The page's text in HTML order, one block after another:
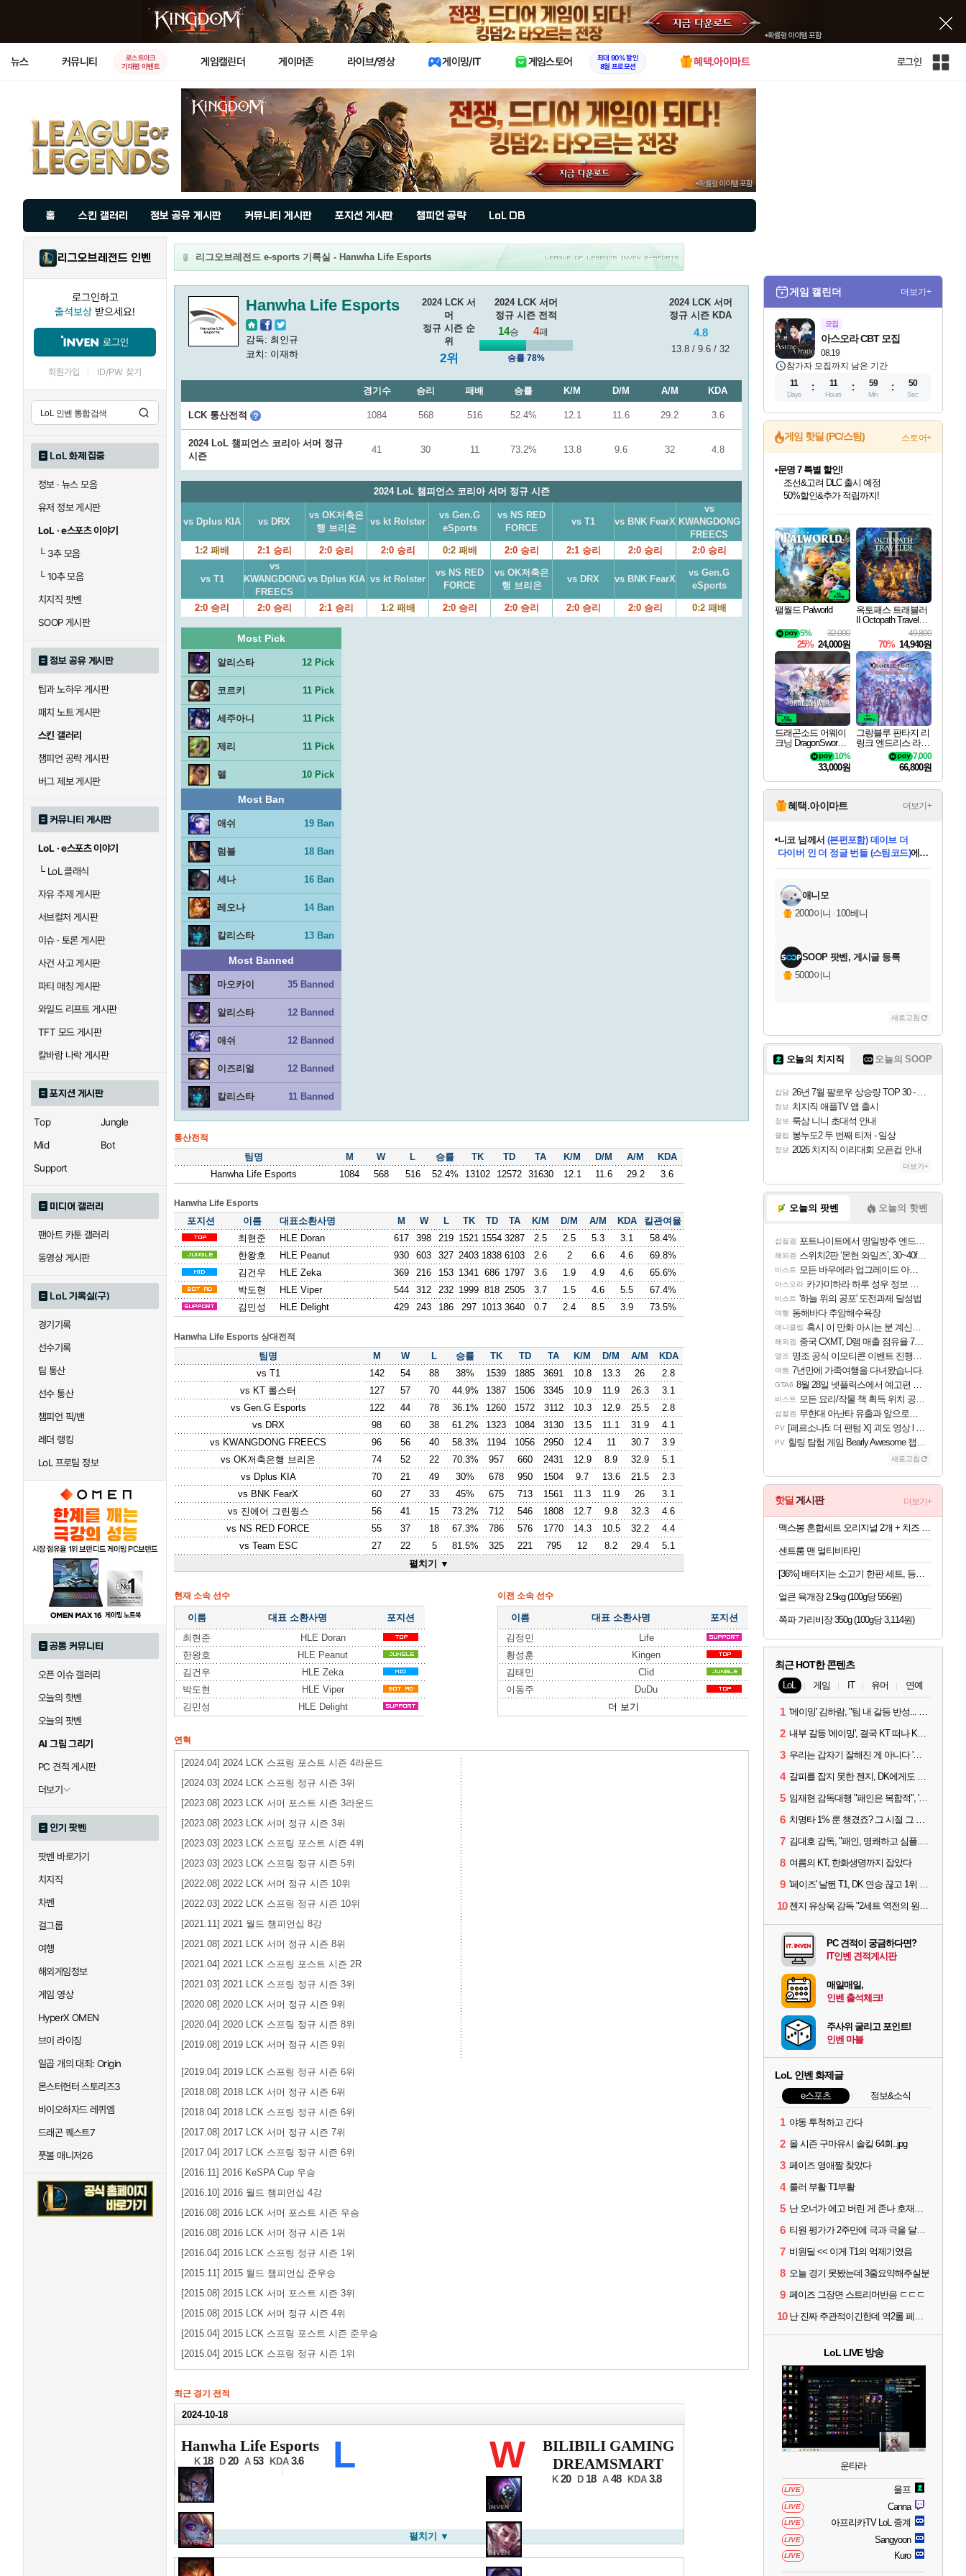
X
뉴스 커뮤니티
로스트아크
기대평 이벤트
게임캘린더 게이머존 라이브/영상 게이밍/IT 게임스토어
최대 90% 할인
8월 프로모션
혜택.아이마트 로그인
인
홈 스킨 갤러리 정보 공유 게시판 커뮤니티 게시판 포지션 게시판 챔피언 공략 LoL DB
리그오브레전드 인벤
로그인하고
출석보상 받으세요!
로그인
회원가입 ID/PW 찾기
LoL 화제 집중
정보 · 뉴스 모음
유저 정보 게시판
LoL · e스포츠 이야기
└3추 모음
└10추 모음
치지직 팟벤
SOOP 게시판
정보 공유 게시판
팁과 노하우 게시판
패치 노트 게시판
스킨 갤러리
챔피언 공략 게시판
버그 제보 게시판
커뮤니티 게시판
LoL · e스포츠 이야기
└LoL 클래식
자유 주제 게시판
서브컬처 게시판
이슈 · 토론 게시판
사건 사고 게시판
파티 매칭 게시판
와일드 리프트 게시판
TFT 모드 게시판
칼바람 나락 게시판
포지션 게시판
Top
Jungle
Mid
Bot
Support
미디어 갤러리
팬아트 카툰 갤러리
동영상 게시판
LoL 기록실(구)
경기기록
선수기록
팀 통산
선수 통산
챔피언 픽/밴
레더 랭킹
LoL 프로팀 정보
공통 커뮤니티
오픈 이슈 갤러리
오늘의 핫벤
오늘의 팟벤
AI 그림 그리기
PC 견적 게시판
더보기
인기 팟벤
팟벤 바로가기
치지직
차벤
걸그룹
여행
해외게임정보
게임 영상
HyperX OMEN
브이 라이징
일곱 개의 대죄: Origin
몬스터헌터 스토리즈3
바이오하자드 레퀴엠
드래곤 퀘스트7
풋볼 매니저26
리그오브레전드 e-sports 기록실 - Hanwha Life Esports
Hanwha Life Esports
감독: 최인규
코치: 이재하
2024 LCK 서
머
정규 시즌 순
위
2위
2024 LCK 서머
정규 시즌 전적
14승 4패
승률 78%
2024 LCK 서머
정규 시즌 KDA
4.8
13.8 / 9.6 / 32
경기수 승리 패배 승률 K/M D/M A/M KDA
LCK 통산전적 1084 568 516 52.4% 12.1 11.6 29.2 3.6
2024 LoL 챔피언스 코리아 서머 정규
시즌
41 30 11 73.2% 13.8 9.6 32 4.8
2024 LoL 챔피언스 코리아 서머 정규 시즌
vs Dplus KIA vs DRX
vs OK저축은
행 브리온
vs kt Rolster
vs Gen.G
eSports
vs NS RED
FORCE
vs T1 vs BNK FearX
vs
KWANGDONG
FREECS
1:2 패배
2:1 승리 2:0 승리 2:0 승리 0:2 패배 2:0 승리 2:1 승리 2:0 승리 2:0 승리
vs T1
vs
KWANGDONG
FREECS
vs Dplus KIA vs kt Rolster
vs NS RED
FORCE
vs OK저축은
행 브리온
vs DRX vs BNK FearX
vs Gen.G
eSports
2:0 승리 2:0 승리 2:1 승리 1:2 패배 2:0 승리 2:0 승리 2:0 승리 2:0 승리 0:2 패배
Most Pick
알리스타 12 Pick
코르키 11 Pick
세주아니 11 Pick
제리 11 Pick
렐 10 Pick
Most Ban
애쉬 19 Ban
럼블 18 Ban
세나 16 Ban
레오나 14 Ban
칼리스타 13 Ban
Most Banned
마오카이 35 Banned
알리스타 12 Banned
애쉬 12 Banned
이즈리얼 12 Banned
칼리스타 11 Banned
통산전적
팀명 M W L 승률 TK TD TA K/M D/M A/M
KDA
Hanwha Life Esports
1084 568 516 52.4% 13102 12572 31630 12.1 11.6 29.2 3.6
Hanwha Life Esports
포지션 이름 대표소환사명 M W L TK TD TA K/M D/M A/M KDA
킬관여율
최현준
HLE Doran 617 398 219 1521 1554 3287 2.5 2.5 5.3 3.1
58.4%
한왕호
HLE Peanut 930 603 327 2403 1838 6103 2.6 2 6.6 4.6
69.8%
김건우
HLE Zeka 369 216 153 1341 686 1797 3.6 1.9 4.9 4.6
65.6%
박도현
HLE Viper 544 312 232 1999 818 2505 3.7 1.5 4.6 5.5
67.4%
김민성
HLE Delight 429 243 186 297 1013 3640 0.7 2.4 8.5 3.9 73.5%
Hanwha Life Esports 상대전적
팀명 M W L 승률 TK TD TA K/M D/M A/M
KDA
vs T1 142 54 88 38% 1539 1885 3691 10.8 13.3 26
2.8
vs KT 롤스터 127 57 70 44.9% 1387 1506 3345 10.9 11.9 26.3
3.1
vs Gen.G Esports 122 44 78 36.1% 1260 1572 3112 10.3 12.9 25.5
2.8
vs DRX 98 60 38 61.2% 1323 1084 3130 13.5 11.1 31.9
4.1
vs KWANGDONG FREECS 96 56 40 58.3% 1194 1056 2950 12.4 11 30.7
3.9
vs OK저축은행 브리온 74 52 22 70.3% 957 660 2431 12.9 8.9 32.9
5.1
vs Dplus KIA 70 21 49 30% 678 950 1504 9.7 13.6 21.5
2.3
vs BNK FearX 60 27 33 45% 675 713 1561 11.3 11.9 26
3.1
vs 진에어 그린윙스 56 41 15 73.2% 712 546 1808 12.7 9.8 32.3
4.6
vs NS RED FORCE 55 37 18 67.3% 786 576 1770 14.3 10.5 32.2
4.4
vs Team ESC 27 22 5 81.5% 325 221 795 12 8.2 29.4
5.1
펼치기 ▼
현재 소속 선수
이름 대표 소환사명
포지션
최현준
HLE Doran
한왕호
HLE Peanut
김건우
HLE Zeka
박도현
HLE Viper
김민성
HLE Delight
이전 소속 선수
이름 대표 소환사명
포지션
김정민
Life
황성훈
Kingen
김태민
Clid
이동주
DuDu
더 보기
연혁
[2024.04] 2024 LCK 스프링 포스트 시즌 4라운드
[2024.03] 2024 LCK 스프링 정규 시즌 3위
[2023.08] 2023 LCK 서머 포스트 시즌 3라운드
[2023.08] 2023 LCK 서머 정규 시즌 3위
[2023.03] 2023 LCK 스프링 포스트 시즌 4위
[2023.03] 2023 LCK 스프링 정규 시즌 5위
[2022.08] 2022 LCK 서머 정규 시즌 10위
[2022.03] 2022 LCK 스프링 정규 시즌 10위
[2021.11] 2021 월드 챔피언십 8강
[2021.08] 2021 LCK 서머 정규 시즌 8위
[2021.04] 2021 LCK 스프링 포스트 시즌 2R
[2021.03] 2021 LCK 스프링 정규 시즌 3위
[2020.08] 2020 LCK 서머 정규 시즌 9위
[2020.04] 2020 LCK 스프링 정규 시즌 8위
[2019.08] 2019 LCK 서머 정규 시즌 9위
[2019.04] 2019 LCK 스프링 정규 시즌 6위
[2018.08] 2018 LCK 서머 정규 시즌 6위
[2018.04] 2018 LCK 스프링 정규 시즌 6위
[2017.08] 2017 LCK 서머 정규 시즌 7위
[2017.04] 2017 LCK 스프링 정규 시즌 6위
[2016.11] 2016 KeSPA Cup 우승
[2016.10] 2016 월드 챔피언십 4강
[2016.08] 2016 LCK 서머 포스트 시즌 우승
[2016.08] 2016 LCK 서머 정규 시즌 1위
[2016.04] 2016 LCK 스프링 정규 시즌 1위
[2015.11] 2015 월드 챔피언십 준우승
[2015.08] 2015 LCK 서머 포스트 시즌 3위
[2015.08] 2015 LCK 서머 정규 시즌 4위
[2015.04] 2015 LCK 스프링 포스트 시즌 준우승
[2015.04] 2015 LCK 스프링 정규 시즌 1위
최근 경기 전적
2024-10-18
8강 2경기 4세트
Hanwha Life Esports
K 18 D 20 A 53 KDA 3.6 L W
BILIBILI GAMING
DREAMSMART
K 20 D 18 A 48 KDA 3.8
펼치기 ▼
게임 캘린더 더보기+
모집
08.19
아스오라 CBT 모집
참가자 모집까지 남은 기간
11
Days
11
Hours
59
Min
49
Sec
게임 핫딜 (PC/스팀) 스토어+
최대 90% 할인가를 만나보세요!
네이버혜택과 함께 만나보세요!
50%할인&추가 적립까지!
마블 투혼 파이팅 소울즈 정식출시!
마블 히어로 총 출동&화려한 격투!
네이버 포인트 혜택까지!
이니&베니 혜택까지!
네이버 혜택가와 함께 예약하세요!
할인&네이버혜택으로 만나보세요!
네이버페이 혜택과 만나보세요!
40주년 프로모션으로 만나보세요!
할인가에 만나보세요!
일부 에디션 상시 할인!
혜택으로 예약 판매 중
편안하게 충전하세요
팰월드 Palworld
32,000
5%
25% 24,000원
옥토패스 트래블러
II Octopath Traveler I
49,800
70% 14,940원
드래곤소드 어웨이
크닝 DragonSword A
10%
33,000원
그랑블루 판타지 리
링크 엔드리스 라그
나로크 Granblue Fa
ntasy Relink Endless
7,000
66,800원
혜택.아이마트 더보기+
교환.
당첨되셨습니다.
니코 님께서 (본편포함) 데이브 더
다이버 인 더 정글 번들 (스팀코드)에
당첨되셨습니다.
당첨되셨습니다.
당첨되셨습니다.
당첨되셨습니다.
당첨되셨습니다.
에디션 (스팀코드)
당첨되셨습니다.
애니모
2000이니 · 100베니
SOOP 팟벤, 게시글 등록
5000이니
새로고침
오늘의 치지직 오늘의 SOOP
잡담 26년 7월 팔로우 상승량 TOP 30 - 월간 치지직
정보 치지직 애플TV 앱 출시
정보 룩삼 니니 초대석 안내
클립 봉누도2 두 번째 티저 - 일상
정보 2026 치지직 이리대회 오픈컵 안내
더보기+
오늘의 팟벤 오늘의 핫벤
섭컬겜 포트나이트에서 명일방주 엔드필드 [펠리카] 판매 예정
해외겜 스위치2판 ‘몬헌 와일즈’, 30~40fps 목표 추정
비스트 모든 바우에라 업그레이드 아이템 획득 위치 공략 (89개)
아스오라 카가미하라 하루 성우 정보 및 주요 필모
비스트 '하늘 위의 공포' 도전과제 달성법
여행 동해바다 추암해수욕장
애니클립 혹시 이 만화 아시는 분 계신가요
해외겜 중국 CXMT, D램 매출 점유율 7%…글로벌 4위로 부상
명조 명조 공식 이모티콘 이벤트 진행해봤습니다! 참여부터 추첨까지????
여행 7년만에 가족여행을 다녀왔습니다.
GTA6 8월 28일 넷플릭스에서 예고편 공개 예정
비스트 모든 요리/작물 책 획득 위치 공략 (36개) - 미식가 도전과제
섭컬겜 무한대 아난타 유출과 앞으로의 예상 (루머)
PV [페르소나5: 더 팬텀 X] 괴도 영상 l 타카마키 안·댄싱 스타
PV 힐링 탐험 게임 Bearly Awesome 챕터 1 트레일러
새로고침
핫딜 게시판 더보기+
센트룸 맨 멀티비타민
얼큰 육개장 2.5kg (100g당 556원)
쪽파 가리비장 350g (100g당 3,114원)
최근 HOT한 콘텐츠
LoL 게임 IT 유머 연예
1 '에이밍' 김하람, "팀 내 갈등 반성... 끝까지 뛰고 싶었다"
2 내부 갈등 '에이밍', 결국 KT 떠나 KRX로...'지우'와 트레이드
3 우리는 갑자기 잘해진 게 아니다 '씨맥' 김대호 감독의 자신감
4 갈피를 잡지 못한 젠지, DK에게도 0:2 패배
5 임재현 감독대행 "패인은 복합적", '도란' "팀에 과부하 왔다"
6 치명타 1% 룬 챙겼죠? 그 시절 그 감성 '롤 클래식' 30일 출시
7 김대호 감독, "패인, 명쾌하고 심플...다시 힘낼 수 있어"
8 여름의 KT, 한화생명까지 잡았다
9 '페이즈' 날뛴 T1, DK 연승 끊고 1위 지켜
10 젠지 유상욱 감독 "2세트 역전의 원인...너무 급했다"
PC 견적이 궁금하다면?
IT인벤 견적게시판
매일매일,
인벤 출석체크!
주사위 굴리고 포인트!
인벤 마블
LoL 인벤 화제글
e스포츠 정보&소식
1 야동 투척하고 간다
2 올 시즌 구마유시 솔킬 64회..jpg
3 페이즈 영애짤 찾았다
4 룰러 부활 T1부활
5 난 오너가 에고 버린 게 존나 호재라고 봄
6 티원 평가가 2주만에 극과 극을 달리고 있네
7 비원딜 << 이게 T1의 억제기였음
8 오늘 경기 못봤는데 3줄요약해주실분
9 페이즈 그장면 스트리머반응 ㄷㄷㄷ
10 난 진짜 주관적이긴한데 역2롤 페이즈같다
LoL LIVE 방송
운타라
LIVE 울프
LIVE Canna
LIVE 아프리카TV LoL 중계
LIVE Sangyoon
LIVE Kuro